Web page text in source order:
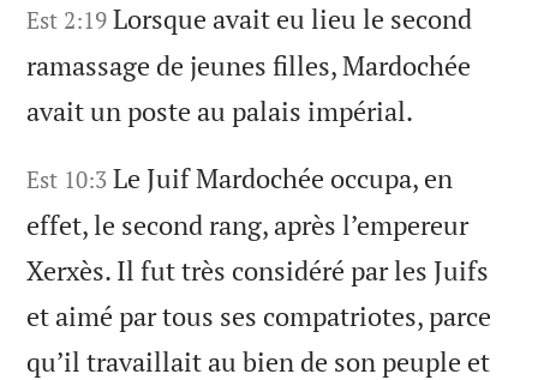
Est 2:19 Lorsque avait eu lieu le second
ramassage de jeunes filles, Mardochée
avait un poste au palais impérial.
Est 10:3 Le Juif Mardochée occupa, en
effet, le second rang, après l’empereur
Xerxès. Il fut très considéré par les Juifs
et aimé par tous ses compatriotes, parce
qu’il travaillait au bien de son peuple et